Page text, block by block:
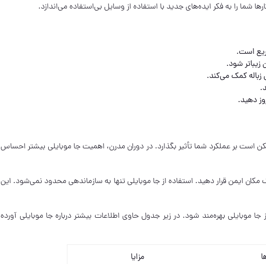
شما را به فکر ایده‌های جدید با استفاده از وسایل بی‌استفاده می‌اندازد.
است.
شود.
زباله کمک می‌کند.
است بر عملکرد شما تأثیر بگذارد. در دوران مدرن، اهمیت جا موبایلی بیشتر احساس
ایمن قرار دهید. استفاده از جا موبایلی تنها به سازماندهی محدود نمی‌شود. این
موبایلی بهره‌مند شود. در زیر جدول حاوی اطلاعات بیشتر درباره جا موبایلی آورده
مزایا